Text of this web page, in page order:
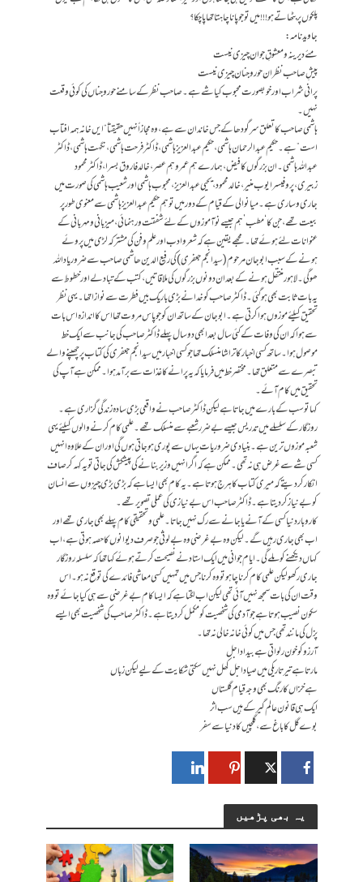
پلکوں پر بٹھاتے ہو!!! میں تو جو پانا چاہتا تھا پا چکا؟
جاوید نامہ:
مئے دیرینہ و معشوقِ جوان چیزی نیست
پیشِ صاحب نظران حور و جنان چیزی نیست
پرانی شراب اور خوبصورت محبوب کیا شے ہے۔ صاحب نظر کے سامنے حور و جناں کی کوئی وقعت
نہیں۔
ہاشمی صاحب کا تعلق سرگودھا کے جس خاندان سے ہے ،وہ مجازاً نہیں حقیقتاً “ایں خانہ ہمہ افتاب
است”ہے۔حکیم عبدالرحمان ہاشمی،حکیم عبدالعزیز ہاشمی،ڈاکٹر فرحت ہاشمی،نگہت ہاشمی،ڈاکٹر
عبداللہ ہاشمی۔ ان بزرگوں کا فیض،ہمارے ہم عمرو ہم عصر ، خالد فاروق بسرا،ڈاکٹر محمود
زبیری،پروفیسرایوب منیر،خالد محمود، یحیی عبدالعزیز،محبوب ہاشمی اور شعیب ہاشمی کی صورت میں
جاری وساری ہے۔میانوالی کے قیام کے دور میں تو ہم حکیم عبدالعزیز ہاشمی سے معنوی طور پر
بیعت تھے،جن کا ‘مطب’ ہم جیسے نوآموزوں کے لئے شفقت ورہنمائی،میزبانی ومہربانی کے
عنوانات لئے ہوئے تھا۔مجھے یقین ہے کہ شعروادب اور علم وفن کی مشترکہ لڑی میں پروئے
ہونے کے سبب ابو جان مرحوم (سید انجم جعفری) کی رفیع الدین ھاشمی صاحب سے ضرور یاداللہ
ھوگی۔ لاہور منتقل ہونے کے بعد ان دونوں بزرگوں کی ملاقاتیں ،کتب کے تبادلے اور خطوط سے
یہ بات ثابت بھی ہوگئی۔ڈاکٹر صاحب کو خدا نے بڑی باریک بیں فطرت سے نوازا تھا۔ یہی نظر
تحقیق کیلئے موزوں ہوا کرتی ہے۔ ابو جان کے ساتھ ان کو جو پاس مروت تھا اس کا اندازہ اس بات
سے ہوا کہ ان کی وفات کے کئی سال بعد ابھی دو سال پہلے ڈاکٹر صاحب کی جانب سے ایک خط
موصول ہوا۔ ساتھ کسی اخبار کا تراشا منسلک تھا جو کسی اخبار میں سید انجم جعفری کی کتاب پر چھپنے والے
تبصرے سے متعلق تھا۔ مختصر خط میں فرمایا کہ یہ پرانے کاغذات سے برآمد ہوا۔ ممکن ہے آپ کی
تحقیق میں کام آئے۔
کہا تو سب کے بارے میں جاتا ہے لیکن ڈاکٹر صاحب نے واقعی بڑی سادہ زندگی گزاری ہے۔
روزگار کے سلسلے میں تدریس جیسے بے ضرر شعبے سے منسلک تھے۔ علمی کام کرنے والوں کیلئے یہی
شعبہ موزوں ترین ہے۔ بنیادی ضروریات یہاں سے پوری ہو جاتی ہوں گی اور ان کے علاوہ انہیں
کسی شے سے غرض ہی نہ تھی۔ ممکن ہے کہ اگر انہیں وزیر بنانے کی پیشکش کی جاتی تو یہ کہہ کر صاف
انکار کر دیتے کہ میری کتاب کا ہرج ہوتا ہے۔ یہ کام بھی ایسا ہے کہ بڑی بڑی چیزوں سے انسان
کو بے نیاز کر دیتا ہے۔ ڈاکٹر صاحب اس بے نیازی کی عملی تصویر تھے۔
کاروبار دنیا کسی کے آنے یا جانے سے رک نہیں جاتا۔ علمی و تحقیقی کام پہلے بھی جاری تھے اور
اب بھی جاری رہیں گے۔ لیکن وہ بے غرضی وہ بے لوثی جو صرف دیوانوں کا حصہ ہوتی ہے، اب
کہاں دیکھنے کو ملے گی۔ ایام جوانی میں ایک استاد نے نصیحت کرتے ہوئے کہا تھا کہ سلسلہ روزگار
جاری رکھو لیکن علمی کام کرنا چاہو تو وہ کرنا جس میں تمہیں کسی معاشی فائدے کی توقع نہ ہو۔ اس
وقت ان کی بات سمجھ نہیں آئی تھی لیکن اب لگتا ہے کہ ایسا کام بے غرضی سے ہی کیا جائے تو وہ
سکون نصیب ہوتا ہے جو آدمی کی شخصیت کو مکمل کر دیتا ہے۔ ڈاکٹر صاحب کی شخصیت بھی ایسے
پزل کی مانند تھی جس میں کوئی خانہ خالی نہ تھا۔
آرزو کو خون رلواتی ہے بیداد اجل
مارتا ہے تیر تاریکی میں صیاد اجل کھل نہیں سکتی شکایت کے لیے لیکن زباں
ہے خزاں کا رنگ بھی وجہ قیام گلستاں
ایک ہی قانون عالم گیر کے ہیں سب اثر
بوے گل کا باغ سے، گلچیں کا دنیا سے سفر
یہ بھی پڑھیں